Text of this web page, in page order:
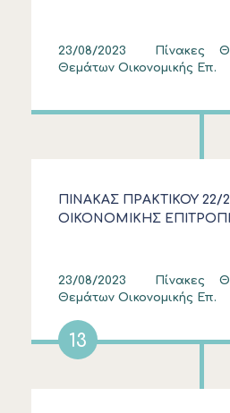
23/08/2023
Πίνακες
Θεμάτων Οικονομικής Επ.
ΠΙΝΑΚΑΣ ΠΡΑΚΤΙΚΟΥ 22/
ΟΙΚΟΝΟΜΙΚΗΣ
23/08/2023
Πίνακες
Θεμάτων Οικονομικής Επ.
13